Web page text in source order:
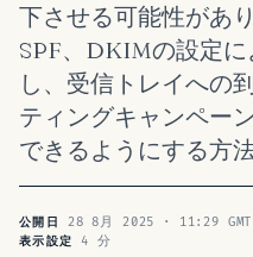
下させる可能性があ
SPF、DKIMの設定
し、受信トレイへの
ティングキャンペー
できるようにする方
公開日 28 8月 2025 · 11:29 GMT
表示設定 4 分